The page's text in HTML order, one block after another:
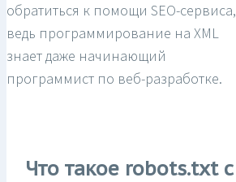
обратиться к помощи SEO-сервиса,
ведь программирование на XML
знает даже начинающий
программист по веб-разработке.
Что такое robots.txt с